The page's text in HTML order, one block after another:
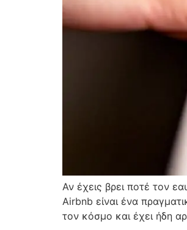
Αν έχεις βρει ποτέ τον
Airbnb είναι ένα
τον κόσμο και έχει ήδη